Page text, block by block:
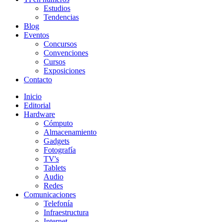
Estudios
Tendencias
Blog
Eventos
Concursos
Convenciones
Cursos
Exposiciones
Contacto
Inicio
Editorial
Hardware
Cómputo
Almacenamiento
Gadgets
Fotografía
TV's
Tablets
Audio
Redes
Comunicaciones
Telefonía
Infraestructura